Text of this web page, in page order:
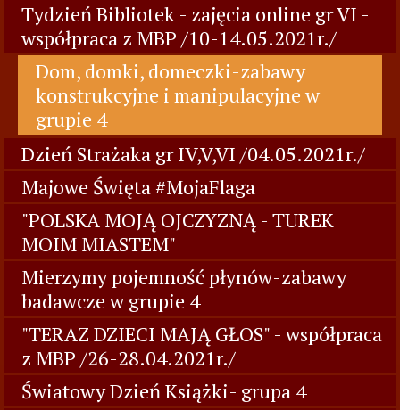
Tydzień Bibliotek - zajęcia online gr VI -
współpraca z MBP /10-14.05.2021r./
Dom, domki, domeczki-zabawy
konstrukcyjne i manipulacyjne w
grupie 4
Dzień Strażaka gr IV,V,VI /04.05.2021r./
Majowe Święta #MojaFlaga
"POLSKA MOJĄ OJCZYZNĄ - TUREK
MOIM MIASTEM"
Mierzymy pojemność płynów-zabawy
badawcze w grupie 4
"TERAZ DZIECI MAJĄ GŁOS" - współpraca
z MBP /26-28.04.2021r./
Światowy Dzień Książki- grupa 4